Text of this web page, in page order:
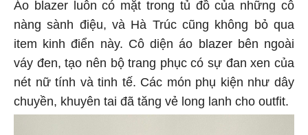
Áo blazer luôn có mặt trong tủ đồ của những cô
nàng sành điệu, và Hà Trúc cũng không bỏ qua
item kinh điển này. Cô diện áo blazer bên ngoài
váy đen, tạo nên bộ trang phục có sự đan xen của
nét nữ tính và tinh tế. Các món phụ kiện như dây
chuyền, khuyên tai đã tăng vẻ long lanh cho outfit.